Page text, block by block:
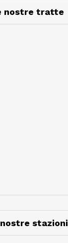
nostre tratte
stazioni